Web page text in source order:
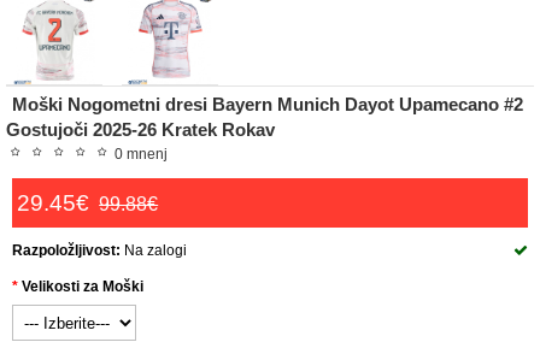
Moški Nogometni dresi Bayern Munich Dayot Upamecano #2
Gostujoči 2025-26 Kratek Rokav
0 mnenj
29.45€ 99.88€
Razpoložljivost: Na zalogi
Velikosti za Moški